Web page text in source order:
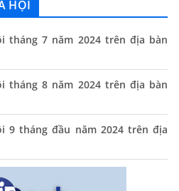
mục dịch vụ công trực tuyến
thông tin giải quyết thủ tục
thủ tục hành chính liên thông
bảo hiểm y tế trẻ em dưới 6
HỘI
tháng 7 năm 2024 trên địa bàn
tháng 8 năm 2024 trên địa bàn
9 tháng đầu năm 2024 trên địa